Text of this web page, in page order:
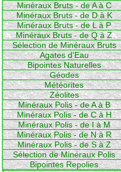
Minéraux Bruts - de A à C
Minéraux Bruts - de D à K
Minéraux Bruts - de L à P
Minéraux Bruts - de Q à Z
Sélection de Minéraux Bruts
Agates d'Eau
Bipointes Naturelles
Géodes
Météorites
Zéolites
Minéraux Polis - de A à B
Minéraux Polis - de C à H
Minéraux Polis - de I à M
Minéraux Polis - de N à R
Minéraux Polis - de S à Z
Sélection de Minéraux Polis
Bipointes Repolies